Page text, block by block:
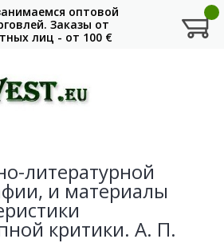
литературной
и материалы
критики. А. П.